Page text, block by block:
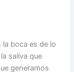
boca es de lo
saliva que
generamos